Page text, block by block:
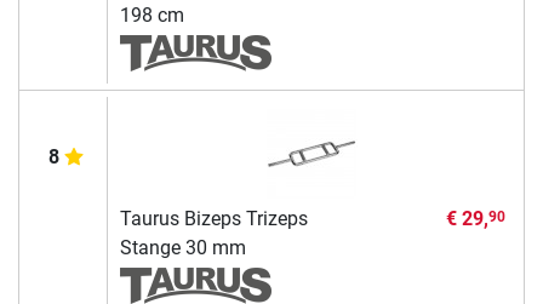
198 cm
8
Taurus Bizeps Trizeps
Stange 30 mm
€ 29,90